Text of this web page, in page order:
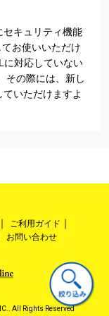
セキュリティ機能
お使いいただけ
に対応していない
その際には、新し
いただけますよ
ご利用ガイド
お問い合わせ
All Rights Reserved